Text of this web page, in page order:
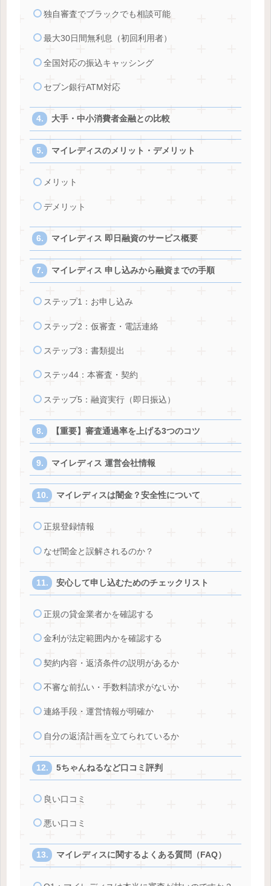
独自審査でブラックでも相談可能
最大30日間無利息（初回利用者）
全国対応の振込キャッシング
セブン銀行ATM対応
大手・中小消費者金融との比較
マイレディスのメリット・デメリット
メリット
デメリット
マイレディス 即日融資のサービス概要
マイレディス 申し込みから融資までの手順
ステップ1：お申し込み
ステップ2：仮審査・電話連絡
ステップ3：書類提出
ステッ44：本審査・契約
ステップ5：融資実行（即日振込）
【重要】審査通過率を上げる3つのコツ
マイレディス 運営会社情報
マイレディスは闇金？安全性について
正規登録情報
なぜ闇金と誤解されるのか？
安心して申し込むためのチェックリスト
正規の貸金業者かを確認する
金利が法定範囲内かを確認する
契約内容・返済条件の説明があるか
不審な前払い・手数料請求がないか
連絡手段・運営情報が明確か
自分の返済計画を立てられているか
5ちゃんねるなど口コミ評判
良い口コミ
悪い口コミ
マイレディスに関するよくある質問（FAQ）